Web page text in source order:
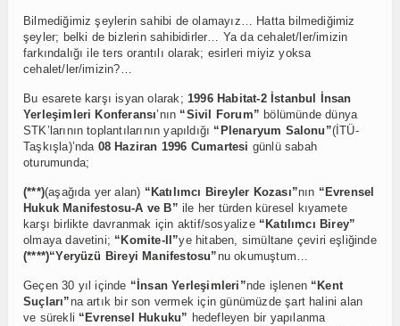
Bilmediğimiz şeylerin sahibi de olamayız… Hatta bilmediğimiz
şeyler; belki de bizlerin sahibidirler… Ya da cehalet/ler/imizin
farkındalığı ile ters orantılı olarak; esirleri miyiz yoksa
cehalet/ler/imizin?…
Bu esarete karşı isyan olarak; 1996 Habitat-2 İstanbul İnsan
Yerleşimleri Konferansı’nın “Sivil Forum” bölümünde dünya
STK’larının toplantılarının yapıldığı “Plenaryum Salonu”(İTÜ-
Taşkışla)’nda 08 Haziran 1996 Cumartesi günlü sabah
oturumunda;
(***)(aşağıda yer alan) “Katılımcı Bireyler Kozası”nın “Evrensel
Hukuk Manifestosu-A ve B” ile her türden küresel kıyamete
karşı birlikte davranmak için aktif/sosyalize “Katılımcı Birey”
olmaya davetini; “Komite-II”ye hitaben, simültane çeviri eşliğinde
(****)“Yeryüzü Bireyi Manifestosu” nu okumuştum…
Geçen 30 yıl içinde “İnsan Yerleşimleri”nde işlenen “Kent
Suçları” na artık bir son vermek için günümüzde şart halini alan
ve sürekli “Evrensel Hukuku” hedefleyen bir yapılanma